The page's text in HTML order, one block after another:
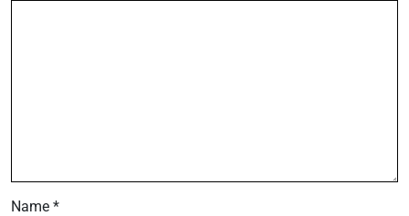
Name *